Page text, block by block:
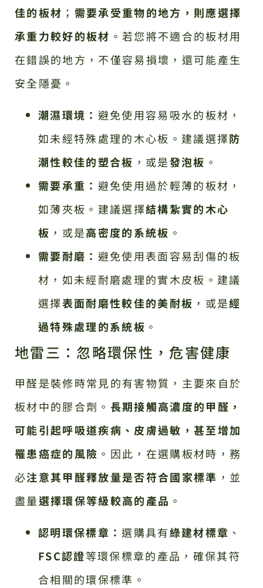
佳的板材 ； 需要承受重物的地方，則應選擇
承重力較好的板材 。若您將不適合的板材用
在錯誤的地方，不僅容易損壞，還可能產生
安全隱憂。
潮濕環境： 避免使用容易吸水的板材，
如未經特殊處理的木心板。建議選擇防
潮性較佳的塑合板 ，或是發泡板 。
需要承重： 避免使用過於輕薄的板材，
如薄夾板。建議選擇結構紮實的木心
板 ，或是高密度的系統板 。
需要耐磨： 避免使用表面容易刮傷的板
材，如未經耐磨處理的實木皮板。建議
選擇表面耐磨性較佳的美耐板 ，或是經
過特殊處理的系統板 。
地雷三：忽略環保性，危害健康
甲醛是裝修時常見的有害物質，主要來自於
板材中的膠合劑。 長期接觸高濃度的甲醛，
可能引起呼吸道疾病、皮膚過敏，甚至增加
罹患癌症的風險 。因此，在選購板材時，務
必注意其甲醛釋放量是否符合國家標準 ，並
盡量選擇環保等級較高的產品 。
認明環保標章：選購具有綠建材標章 、
FSC認證等環保標章的產品，確保其符
合相關的環保標準。